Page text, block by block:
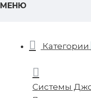
МЕНЮ
Категории
Системы